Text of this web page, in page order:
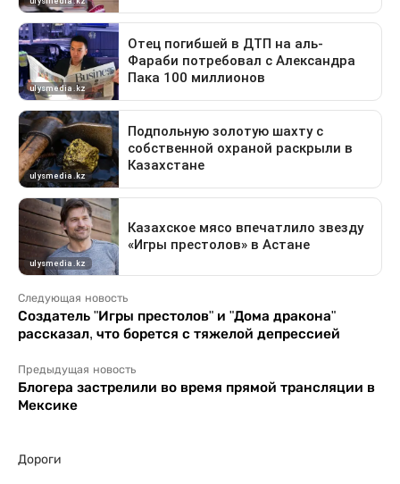
Следующая новость
Создатель "Игры престолов" и "Дома дракона"
рассказал, что борется с тяжелой депрессией
Предыдущая новость
Блогера застрелили во время прямой трансляции в
Мексике
Дороги